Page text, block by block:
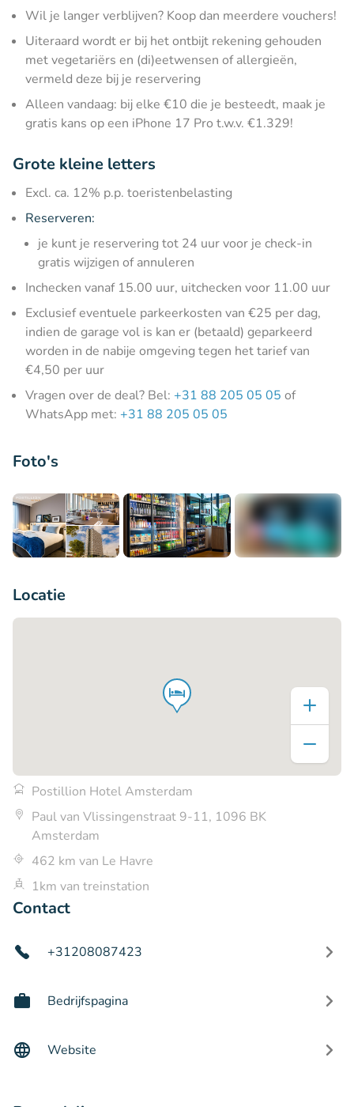
Wil je langer verblijven? Koop dan meerdere vouchers!
Uiteraard wordt er bij het ontbijt rekening gehouden
met vegetariërs en (di)eetwensen of allergieën,
vermeld deze bij je reservering
Alleen vandaag: bij elke €10 die je besteedt, maak je
gratis kans op een iPhone 17 Pro t.w.v. €1.329!
Grote kleine letters
Excl. ca. 12% p.p. toeristenbelasting
Reserveren:
je kunt je reservering tot 24 uur voor je check-in
gratis wijzigen of annuleren
Inchecken vanaf 15.00 uur, uitchecken voor 11.00 uur
Exclusief eventuele parkeerkosten van €25 per dag,
indien de garage vol is kan er (betaald) geparkeerd
worden in de nabije omgeving tegen het tarief van
€4,50 per uur
Vragen over de deal? Bel: +31 88 205 05 05 of
WhatsApp met: +31 88 205 05 05
Foto's
Locatie
Postillion Hotel Amsterdam
Paul van Vlissingenstraat 9-11, 1096 BK
Amsterdam
462 km van Le Havre
1km van treinstation
Contact
+31208087423
Bedrijfspagina
Website